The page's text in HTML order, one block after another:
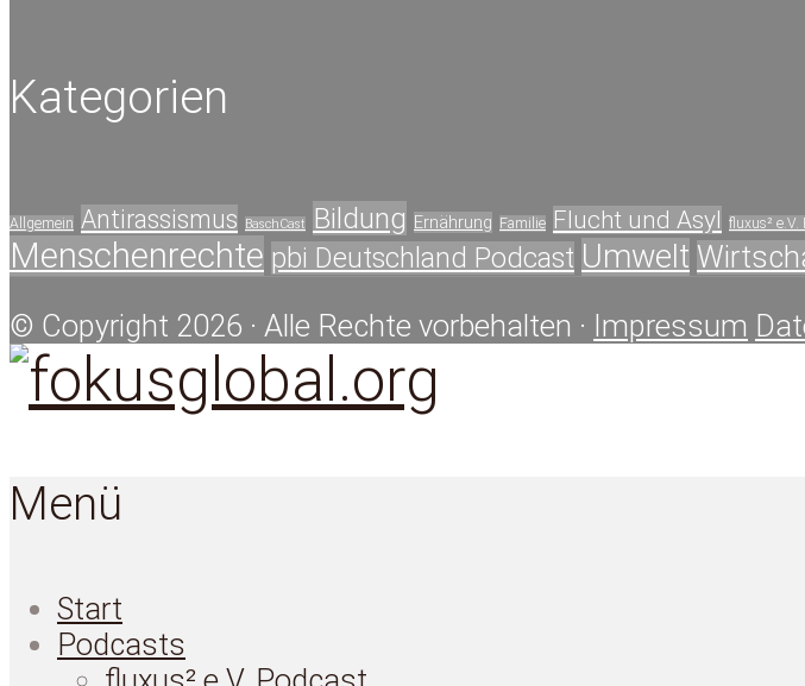
Kategorien
Allgemein Antirassismus BaschCast Bildung Ernährung Familie Flucht und Asyl fluxus² e.V.
Menschenrechte pbi Deutschland Podcast Umwelt
© Copyright 2026 · Alle Rechte vorbehalten · Impressum
Menü
Start
Podcasts